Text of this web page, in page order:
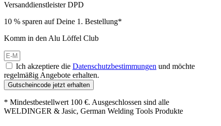
Versanddienstleister DPD
10 % sparen auf Deine 1. Bestellung*
Komm in den Alu Löffel Club
Ich akzeptiere die Datenschutzbestimmungen und möchte
regelmäßig Angebote erhalten.
Gutscheincode jetzt erhalten
* Mindestbestellwert 100 €. Ausgeschlossen sind alle
WELDINGER & Jasic, German Welding Tools Produkte